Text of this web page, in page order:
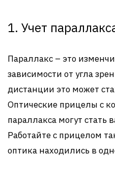
1. Учет
Параллакс – это
зависимости от угла
дистанции это может
Оптические прицелы с
параллакса могут
Работайте с прицелом
оптика находились в